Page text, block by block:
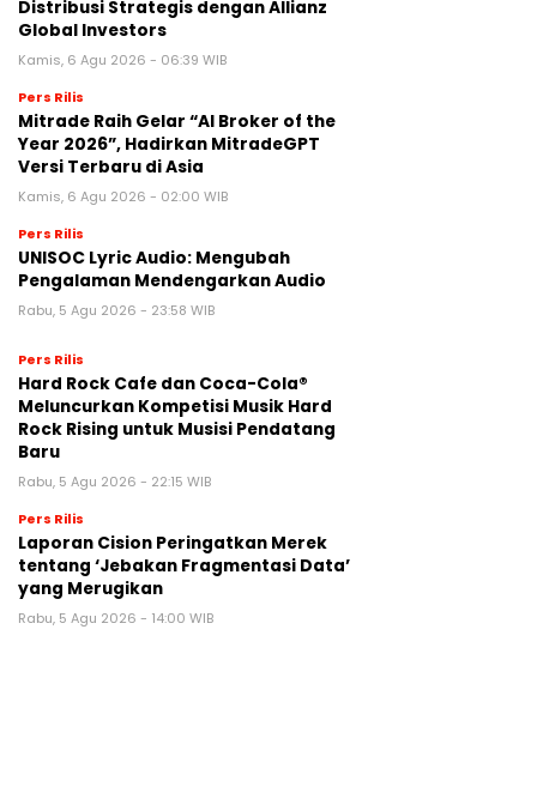
Distribusi Strategis dengan Allianz
Global Investors
Kamis, 6 Agu 2026 - 06:39 WIB
Pers Rilis
Mitrade Raih Gelar “AI Broker of the
Year 2026”, Hadirkan MitradeGPT
Versi Terbaru di Asia
Kamis, 6 Agu 2026 - 02:00 WIB
Pers Rilis
UNISOC Lyric Audio: Mengubah
Pengalaman Mendengarkan Audio
Rabu, 5 Agu 2026 - 23:58 WIB
Pers Rilis
Hard Rock Cafe dan Coca-Cola®
Meluncurkan Kompetisi Musik Hard
Rock Rising untuk Musisi Pendatang
Baru
Rabu, 5 Agu 2026 - 22:15 WIB
Pers Rilis
Laporan Cision Peringatkan Merek
tentang ‘Jebakan Fragmentasi Data’
yang Merugikan
Rabu, 5 Agu 2026 - 14:00 WIB